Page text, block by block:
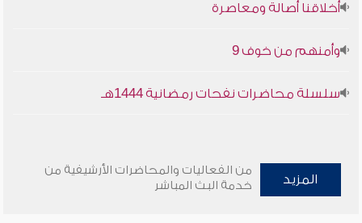
أخلاقنا أصالة ومعاصرة
وأمنهم من خوف 9
سلسلة محاضرات نفحات رمضانية 1444هـ
المزيد
من الفعاليات والمحاضرات الأرشيفية من
خدمة البث المباشر